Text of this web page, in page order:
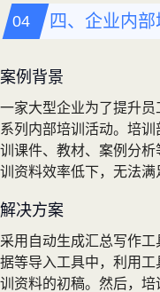
四、企业内
案例背景
一家大型企业为了提升
系列内部培训活动。培
训课件、教材、案例分
训资料效率低下，无法满
解决方案
采用自动生成汇总写作
据等导入工具中，利用
训资料的初稿。然后，